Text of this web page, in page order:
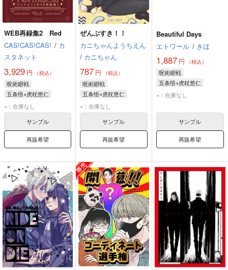
WEB再録集2 Red
CAS!CAS!CAS! / カ
スタネット
3,929 円 （税込）
呪術廻戦
五条悟×虎杖悠仁
五条悟
虎杖悠仁
×：在庫なし
サンプル
再販希望
ぜんぶすき！！
カニちゃんようちえん
/ カニちゃん
787 円 （税込）
呪術廻戦
五条悟×虎杖悠仁
五条悟
虎杖悠仁
×：在庫なし
サンプル
再販希望
Beautiful Days
エトワール / きほ
1,887円 （税込）
呪術廻戦
五条悟×虎杖悠仁
五条悟
虎杖悠仁
×：在庫なし
サンプル
再販希望